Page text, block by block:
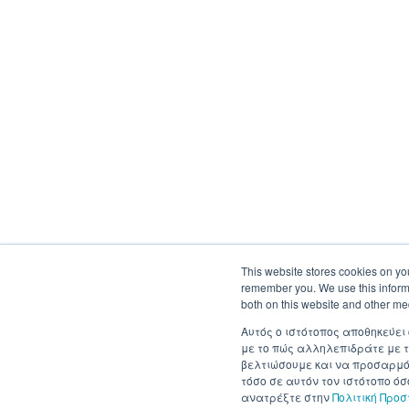
This website stores cookies on
remember you. We use this
both on this website and other
Αυτός ο ιστότοπος
με το πώς αλληλεπιδράτε με
βελτιώσουμε και να
τόσο σε αυτόν τον ιστότοπο
ανατρέξτε στηνΠολιτική